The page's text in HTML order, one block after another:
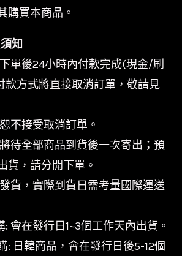
購買本商品。
知
單後24小時內付款完成(現金/刷
款方式將直接取消訂單，敬請見
不接受取消訂單。
待全部商品到貨後一次寄出；預
貨，請分開下單。
貨，實際到貨日需考量國際運送
: 會在發行日1~3個工作天內出貨。
: 日韓商品，會在發行日後5-12個